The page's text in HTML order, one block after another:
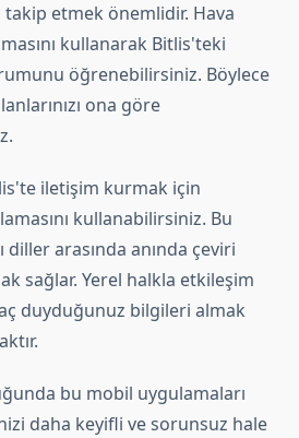
takip etmek önemlidir. Hava
kullanarak Bitlis'teki
öğrenebilirsiniz. Böylece
ona göre
iletişim kurmak için
kullanabilirsiniz. Bu
diller arasında anında çeviri
sağlar. Yerel halkla etkileşim
duyduğunuz bilgileri almak
bu mobil uygulamaları
daha keyifli ve sorunsuz hale